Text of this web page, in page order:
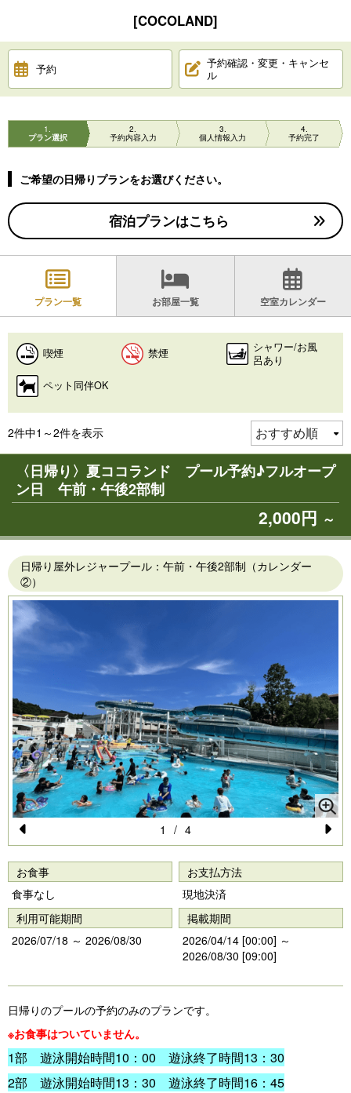
[COCOLAND]
予約
予約確認・変更・キャンセ
ル
1
プラン選択
2
予約内容入力
3
個人情報入力
4
予約完了
ご希望の日帰りプランをお選びください。
宿泊プランはこちら
プラン一覧 お部屋一覧 空室カレンダー
喫煙 禁煙
シャワー/お風
呂あり
ペット同伴OK
2件中1～2件を表示
〈日帰り〉夏ココランド プール予約♪フルオープ
ン日 午前・午後2部制
2,000円 ～
日帰り屋外レジャープール：午前・午後2部制（カレンダー
②）
Pr
e
vi
o
u
N
1 / 4
お食事
食事なし
お支払方法
現地決済
利用可能期間
2026/07/18 ～ 2026/08/30
掲載期間
2026/04/14 [00:00] ～
2026/08/30 [09:00]
日帰りのプールの予約のみのプランです。
※お食事はついていません。
1部 遊泳開始時間10：00 遊泳終了時間13：30
2部 遊泳開始時間13：30 遊泳終了時間16：45